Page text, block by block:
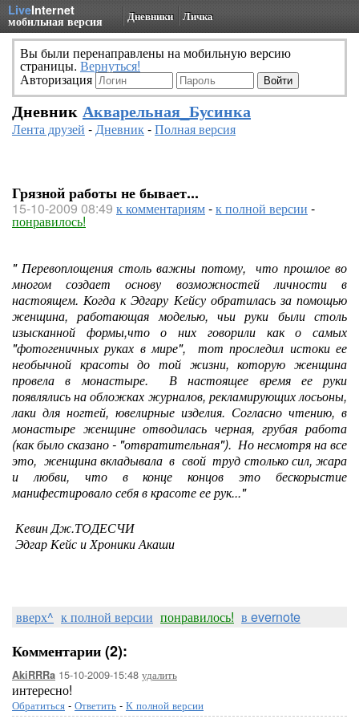
LiveInternet
мобильная версия Дневники Личка
Вы были перенаправлены на мобильную версию
страницы. Вернуться!
Авторизация
Дневник Акварельная_Бусинка
Лента друзей -Дневник-Полная версия
Грязной работы не бывает...
15-10-2009 08:49 к комментариям-к полной версии -
понравилось!
" Перевоплощения столь важны потому, что прошлое во
многом создает основу возможностей личности в
настоящем. Когда к Эдгару Кейсу обратилась за помощью
женщина, работающая моделью, чьи руки были столь
изысканной формы,что о них говорили как о самых
"фотогеничных руках в мире", тот проследил истоки ее
необычной красоты до той жизни, которую женщина
провела в монастыре. В настоящее время ее руки
появлялись на обложках журналов, рекламирующих лосьоны,
лаки для ногтей, ювелирные изделия. Согласно чтению, в
монастыре женщине отводилась черная, грубая работа
(как было сказано - "отвратительная"). Но несмотря на все
это, женщина вкладывала в свой труд столько сил, жара
и любви, что в конце концов это бескорыстие
манифестировало себя в красоте ее рук..."
Кевин Дж.ТОДЕСЧИ
Эдгар Кейс и Хроники Акаши
вверх^ к полной версии понравилось! в evernote
Комментарии (2):
AkiRRRa 15-10-2009-15:48 удалить
интересно!
Обратиться - Ответить - К полной версии